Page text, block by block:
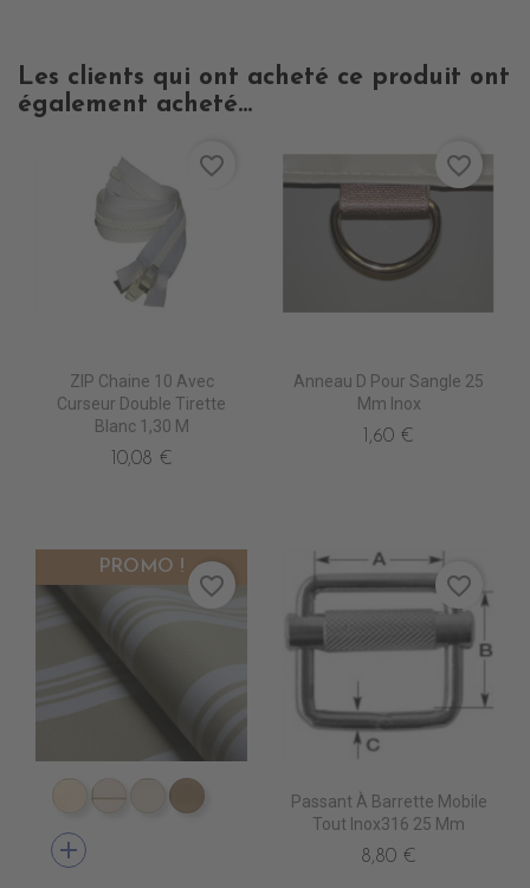
Les clients qui ont acheté ce produit ont
également acheté...
ZIP Chaine 10 Avec
Curseur Double Tirette
Blanc 1,30 M
10,08 €
favorite_border
Anneau D Pour Sangle 25
Mm Inox
1,60 €
favorite_border
DD4010 DUNE
DD4020 SWIN CANVAS
DD4030 CANVAS
DD4040 BEIGE
add
PROMO !
favorite_border
Passant À Barrette Mobile
Tout Inox316 25 Mm
8,80 €
favorite_border